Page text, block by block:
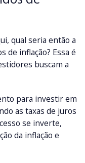
qual seria então a
inflação? Essa é
buscam a
para investir em
as taxas de juros
se inverte,
da inflação e